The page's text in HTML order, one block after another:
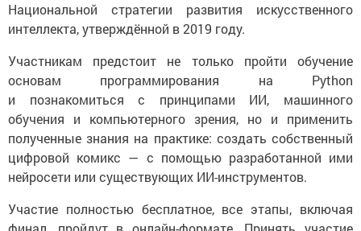
Национальной стратегии развития искусственного
интеллекта, утверждённой в 2019 году.
Участникам предстоит не только пройти обучение
основам программирования на Python
и познакомиться с принципами ИИ, машинного
обучения и компьютерного зрения, но и применить
полученные знания на практике: создать собственный
цифровой комикс — с помощью разработанной ими
нейросети или существующих ИИ-инструментов.
Участие полностью бесплатное, все этапы, включая